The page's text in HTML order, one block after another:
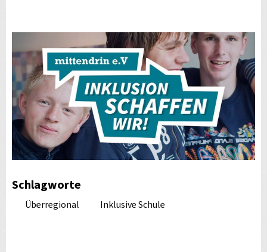
Schlagworte
Überregional Inklusive Schule